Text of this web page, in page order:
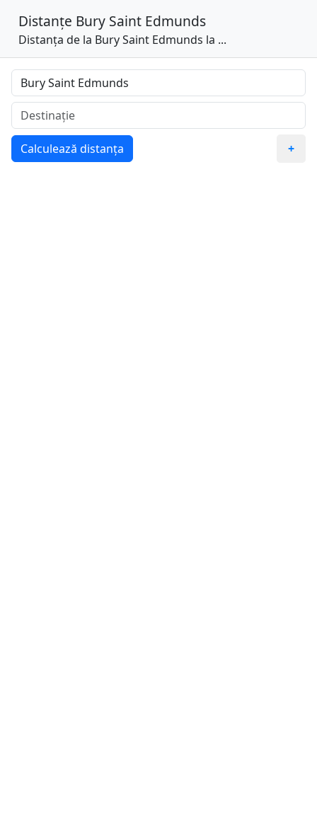
Distanțe Bury Saint Edmunds
Distanța de la Bury Saint Edmunds la ...
Calculează distanța +